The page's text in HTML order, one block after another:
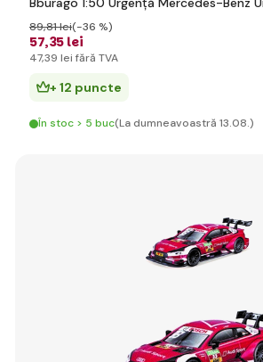
57,35 lei
89,81 lei(-36 %)
47,39 lei fără TVA
+ 12 puncte
În stoc > 5 buc(La dumneavoastră 13.08.)